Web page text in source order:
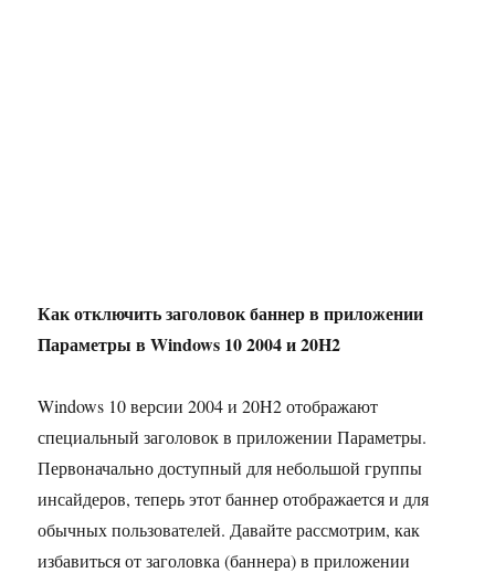
Как отключить заголовок баннер в приложении
Параметры в Windows 10 2004 и 20H2
Windows 10 версии 2004 и 20H2 отображают
специальный заголовок в приложении Параметры.
Первоначально доступный для небольшой группы
инсайдеров, теперь этот баннер отображается и для
обычных пользователей. Давайте рассмотрим, как
избавиться от заголовка (баннера) в приложении